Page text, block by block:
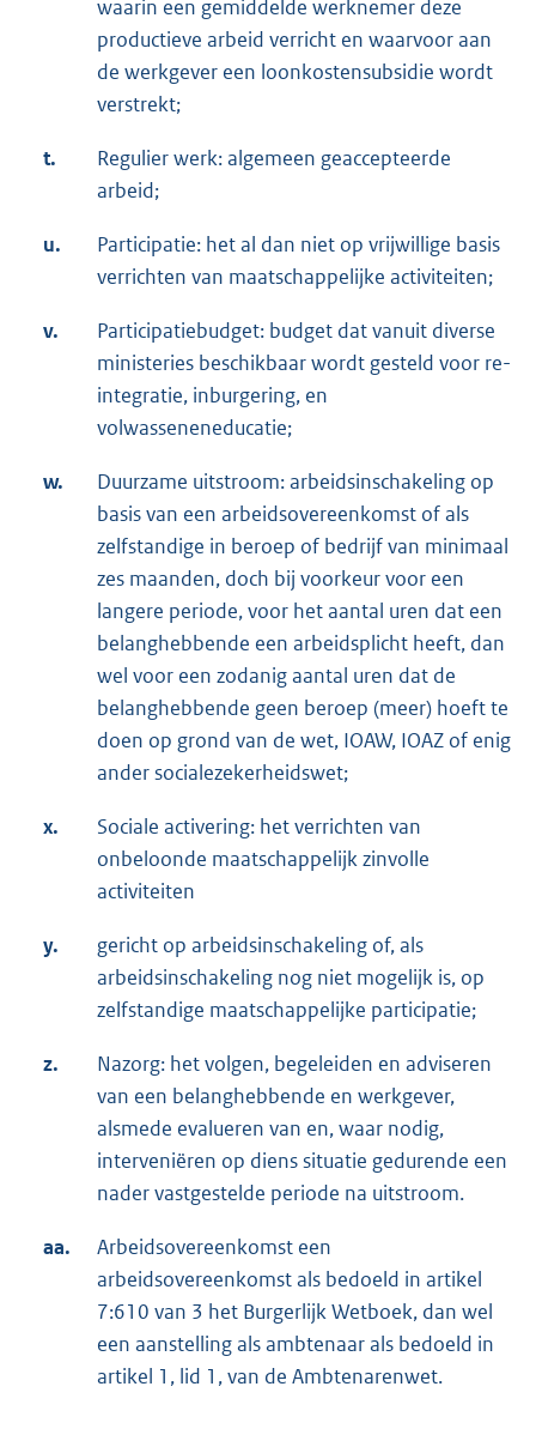
waarin een gemiddelde werknemer deze
productieve arbeid verricht en waarvoor aan
de werkgever een loonkostensubsidie wordt
verstrekt;
t.
Regulier werk: algemeen geaccepteerde
arbeid;
u.
Participatie: het al dan niet op vrijwillige basis
verrichten van maatschappelijke activiteiten;
v.
Participatiebudget: budget dat vanuit diverse
ministeries beschikbaar wordt gesteld voor re-
integratie, inburgering, en
volwasseneneducatie;
w.
Duurzame uitstroom: arbeidsinschakeling op
basis van een arbeidsovereenkomst of als
zelfstandige in beroep of bedrijf van minimaal
zes maanden, doch bij voorkeur voor een
langere periode, voor het aantal uren dat een
belanghebbende een arbeidsplicht heeft, dan
wel voor een zodanig aantal uren dat de
belanghebbende geen beroep (meer) hoeft te
doen op grond van de wet, IOAW, IOAZ of enig
ander socialezekerheidswet;
x.
Sociale activering: het verrichten van
onbeloonde maatschappelijk zinvolle
activiteiten
y.
gericht op arbeidsinschakeling of, als
arbeidsinschakeling nog niet mogelijk is, op
zelfstandige maatschappelijke participatie;
z.
Nazorg: het volgen, begeleiden en adviseren
van een belanghebbende en werkgever,
alsmede evalueren van en, waar nodig,
interveniëren op diens situatie gedurende een
nader vastgestelde periode na uitstroom.
aa.
Arbeidsovereenkomst een
arbeidsovereenkomst als bedoeld in artikel
7:610 van 3 het Burgerlijk Wetboek, dan wel
een aanstelling als ambtenaar als bedoeld in
artikel 1, lid 1, van de Ambtenarenwet.